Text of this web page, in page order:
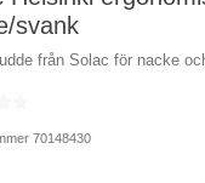
svank
från Solac för nacke
70148430